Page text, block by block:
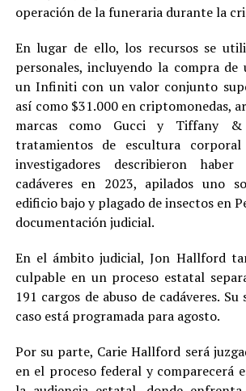
operación de la funeraria durante la
En lugar de ello, los recursos se
personales, incluyendo la compra de
un Infiniti con un valor conjunto
así como $31.000 en criptomonedas,
marcas como Gucci y Tiffany
tratamientos de escultura
investigadores describieron
cadáveres en 2023, apilados uno
edificio bajo y plagado de insectos en
documentación judicial.
En el ámbito judicial, Jon Hallford
culpable en un proceso estatal
191 cargos de abuso de cadáveres.
caso está programada para agosto.
Por su parte, Carie Hallford será
en el proceso federal y comparecerá